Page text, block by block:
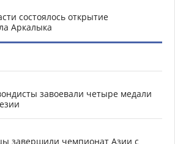
состоялось открытие
Аркалыка
завоевали четыре медали
завершили чемпионат Азии с